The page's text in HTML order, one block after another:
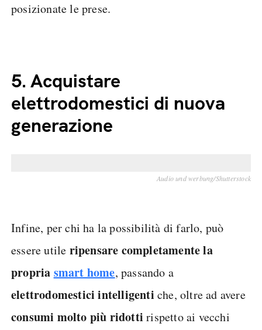
posizionate le prese.
5. Acquistare
elettrodomestici di nuova
generazione
Audio und werbung/Shutterstock
Infine, per chi ha la possibilità di farlo, può
essere utile ripensare completamente la
propria smart home, passando a
elettrodomestici intelligenti che, oltre ad avere
consumi molto più ridotti rispetto ai vecchi